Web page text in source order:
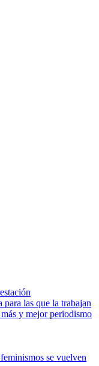
las que la trabajan
y mejor periodismo
se vuelven